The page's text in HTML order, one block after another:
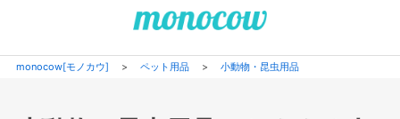
monocow[モノカウ] > ペット用品> 小動物・昆虫用品